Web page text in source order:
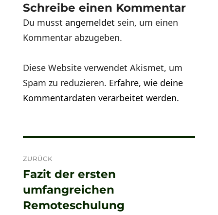
Schreibe einen Kommentar
Du musstangemeldet sein, um einen
Kommentar abzugeben.
Diese Website verwendet Akismet, um
Spam zu reduzieren. Erfahre, wie deine
Kommentardaten verarbeitet werden.
ZURÜCK
Vorheriger
Beitrag:
Fazit der ersten
umfangreichen
Remoteschulung